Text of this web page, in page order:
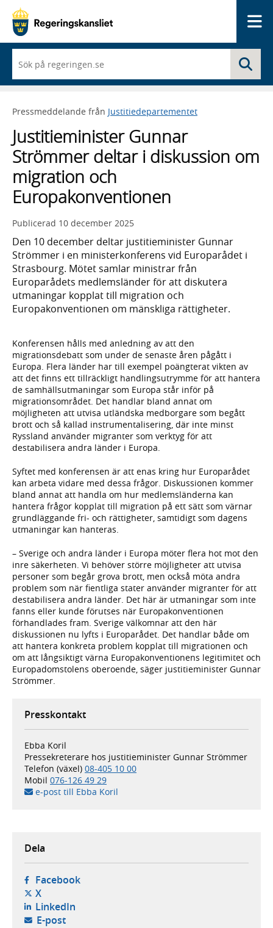
du
börjar
skriva
framträder
lista
med
sökförslag
Pressmeddelande från Justitiedepartementet
Justitieminister Gunnar
Strömmer deltar i diskussion om
migration och
Europakonventionen
Publicerad 10 december 2025
Den 10 december deltar justitieminister Gunnar
Strömmer i en ministerkonferens vid Europarådet i
Strasbourg. Mötet samlar ministrar från
Europarådets medlemsländer för att diskutera
utmaningar kopplat till migration och
Europakonventionen om mänskliga rättigheter.
Konferensen hålls med anledning av att den
migrationsdebatt som under de senaste åren pågått i
Europa. Flera länder har till exempel poängterat vikten av
att det finns ett tillräckligt handlingsutrymme för att hantera
de samhälls­utmaningar som Europa står inför på
migrationsområdet. Det handlar bland annat om
möjligheten att utvisa utländska medborgare som begått
brott och så kallad instrumentalisering, där inte minst
Ryssland använder migranter som verktyg för att
destabilisera andra länder i Europa.
Syftet med konferensen är att enas kring hur Europarådet
kan arbeta vidare med dessa frågor. Diskussionen kommer
bland annat att handla om hur medlemsländerna kan
hantera frågor kopplat till migration på ett sätt som värnar
grundläggande fri- och rättigheter, samtidigt som dagens
utmaningar kan hanteras.​
– Sverige och andra länder i Europa möter flera hot mot den
inre säkerheten. Vi behöver större möjligheter att utvisa
personer som begår grova brott, men också möta andra
problem som när fientliga stater använder migranter för att
destabilisera andra länder. Det här är utmaningar som inte
fanns eller kunde förutses när Europakonventionen
förhandlades fram. Sverige välkomnar att den här
diskussionen nu lyfts i Europarådet. Det handlar både om
att hantera konkreta problem kopplat till migrationen och
om att långsiktigt värna Europakonventionens legitimitet och
Europadomstolens oberoende, säger justitieminister Gunnar
Strömmer.
Presskontakt
Ebba Koril
Pressekreterare hos justitieminister Gunnar Strömmer
Telefon (växel) 08-405 10 00
Mobil 076-126 49 29
e-post till Ebba Koril
Dela
Facebook- öppnas i ny flik, extern webbplats,
X- öppnas i ny flik, extern webbplats,
LinkedIn- öppnas i ny flik, extern webbplats,
E-post- öppnar din e-postklient,